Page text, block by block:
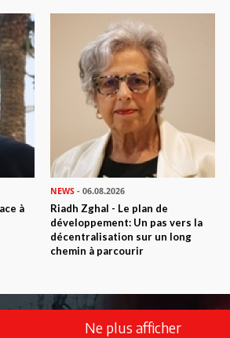
à
NEWS - 06.08.2026
Riadh Zghal - Le plan de
développement: Un pas vers la
décentralisation sur un long
chemin à parcourir
Ne plus afficher